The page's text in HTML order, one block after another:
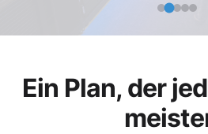
Ein Plan, der